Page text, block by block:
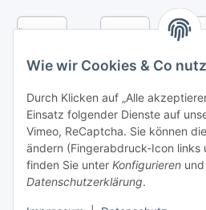
Wie wir Cookies & Co
Durch Klicken auf „Alle
Einsatz folgender Dienste auf
Vimeo, ReCaptcha. Sie können
ändern (Fingerabdruck-Icon links
finden Sie unter Konfigurieren
Datenschutzerklärung.